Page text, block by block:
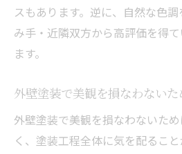
スもあります。逆に、自然な色
み手・近隣双方から高評価を得
ます。
外壁塗装で美観を損なわない
外壁塗装で美観を損なわないた
く、塗装工程全体に気を配るこ